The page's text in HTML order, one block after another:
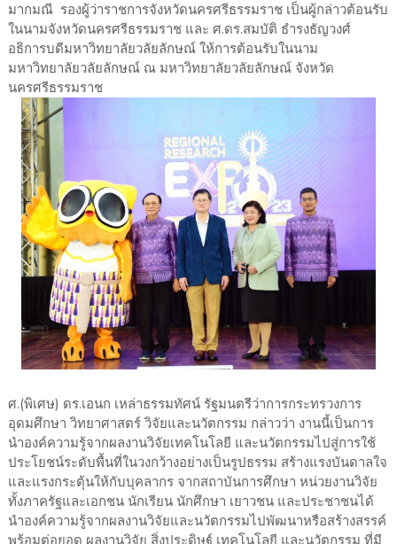
มากมณี รองผู้ว่าราชการจังหวัดนครศรีธรรมราช เป็นผู้กล่าวต้อนรับ
ในนามจังหวัดนครศรีธรรมราช และ ศ.ดร.สมบัติ ธำรงธัญวงศ์
อธิการบดีมหาวิทยาลัยวลัยลักษณ์ ให้การต้อนรับในนาม
มหาวิทยาลัยวลัยลักษณ์ ณ มหาวิทยาลัยวลัยลักษณ์ จังหวัด
นครศรีธรรมราช
ศ.(พิเศษ) ดร.เอนก เหล่าธรรมทัศน์ รัฐมนตรีว่าการกระทรวงการ
อุดมศึกษา วิทยาศาสตร์ วิจัยและนวัตกรรม กล่าวว่า งานนี้เป็นการ
นำองค์ความรู้จากผลงานวิจัยเทคโนโลยี และนวัตกรรมไปสู่การใช้
ประโยชน์ระดับพื้นที่ในวงกว้างอย่างเป็นรูปธรรม สร้างแรงบันดาลใจ
และแรงกระตุ้นให้กับบุคลากร จากสถาบันการศึกษา หน่วยงานวิจัย
ทั้งภาครัฐและเอกชน นักเรียน นักศึกษา เยาวชน และประชาชนได้
นำองค์ความรู้จากผลงานวิจัยและนวัตกรรมไปพัฒนาหรือสร้างสรรค์